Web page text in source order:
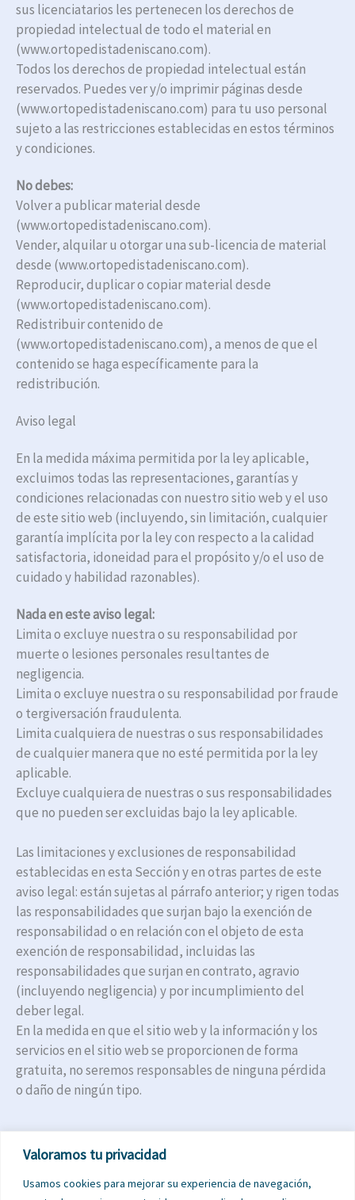
Valoramos tu privacidad
Usamos cookies para mejorar su experiencia de navegación,
sus licenciatarios les pertenecen los derechos de
propiedad intelectual de todo el material en
(www.ortopedistadeniscano.com).
Todos los derechos de propiedad intelectual están
reservados. Puedes ver y/o imprimir páginas desde
(www.ortopedistadeniscano.com) para tu uso personal
sujeto a las restricciones establecidas en estos términos
y condiciones.
No debes:
Volver a publicar material desde
(www.ortopedistadeniscano.com).
Vender, alquilar u otorgar una sub-licencia de material
desde (www.ortopedistadeniscano.com).
Reproducir, duplicar o copiar material desde
(www.ortopedistadeniscano.com).
Redistribuir contenido de
(www.ortopedistadeniscano.com), a menos de que el
contenido se haga específicamente para la
redistribución.
Aviso legal
En la medida máxima permitida por la ley aplicable,
excluimos todas las representaciones, garantías y
condiciones relacionadas con nuestro sitio web y el uso
de este sitio web (incluyendo, sin limitación, cualquier
garantía implícita por la ley con respecto a la calidad
satisfactoria, idoneidad para el propósito y/o el uso de
cuidado y habilidad razonables).
Nada en este aviso legal:
Limita o excluye nuestra o su responsabilidad por
muerte o lesiones personales resultantes de
negligencia.
Limita o excluye nuestra o su responsabilidad por fraude
o tergiversación fraudulenta.
Limita cualquiera de nuestras o sus responsabilidades
de cualquier manera que no esté permitida por la ley
aplicable.
Excluye cualquiera de nuestras o sus responsabilidades
que no pueden ser excluidas bajo la ley aplicable.
Las limitaciones y exclusiones de responsabilidad
establecidas en esta Sección y en otras partes de este
aviso legal: están sujetas al párrafo anterior; y rigen todas
las responsabilidades que surjan bajo la exención de
responsabilidad o en relación con el objeto de esta
exención de responsabilidad, incluidas las
responsabilidades que surjan en contrato, agravio
(incluyendo negligencia) y por incumplimiento del
deber legal.
En la medida en que el sitio web y la información y los
servicios en el sitio web se proporcionen de forma
gratuita, no seremos responsables de ninguna pérdida
o daño de ningún tipo.
Citas